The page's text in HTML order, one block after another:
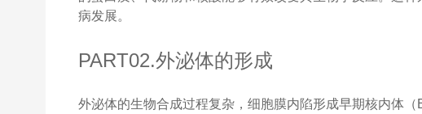
病发展。
PART02.外泌体的形成
外泌体的生物合成过程复杂，细胞膜内陷形成早期核内体